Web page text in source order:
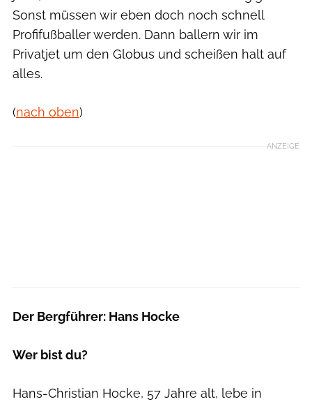
Sonst müssen wir eben doch noch schnell
Profifußballer werden. Dann ballern wir im
Privatjet um den Globus und scheißen halt auf
alles.
(nach oben)
ANZEIGE
Der Bergführer: Hans Hocke
Wer bist du?
Hans-Christian Hocke, 57 Jahre alt, lebe in